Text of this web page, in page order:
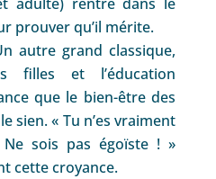
prouver qu’il mérite.
autre grand classique,
filles et l’éducation
que le bien-être des
sien. « Tu n’es vraiment
sois pas égoïste ! »
cette croyance.